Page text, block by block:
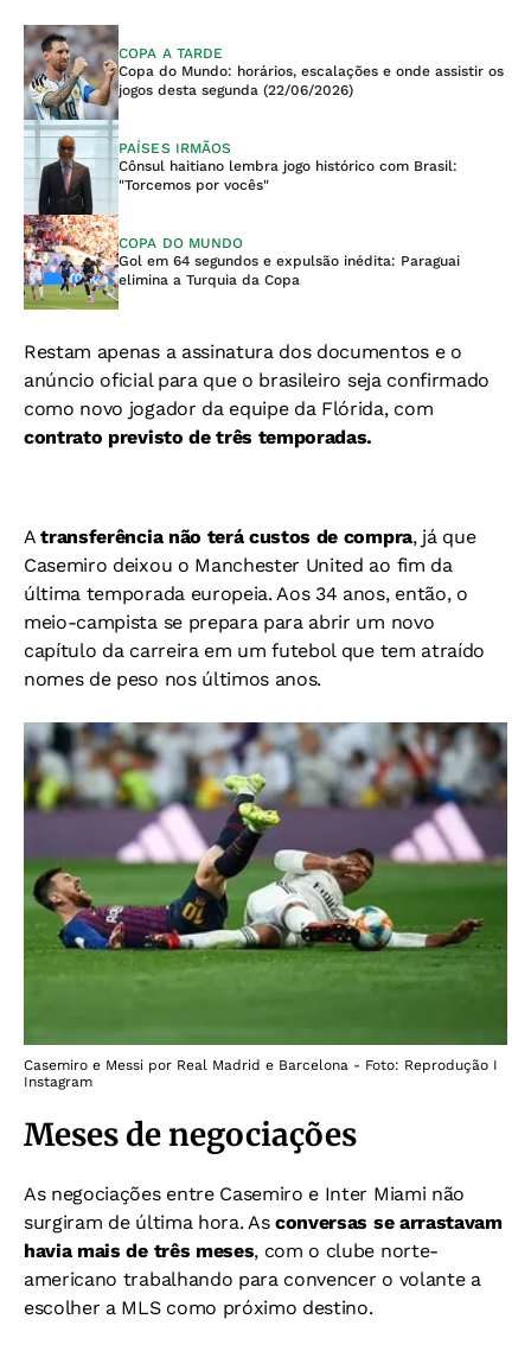
COPA A TARDE
Copa do Mundo: horários, escalações e onde assistir os
jogos desta segunda (22/06/2026)
PAÍSES IRMÃOS
Cônsul haitiano lembra jogo histórico com Brasil:
"Torcemos por vocês"
COPA DO MUNDO
Gol em 64 segundos e expulsão inédita: Paraguai
elimina a Turquia da Copa
Restam apenas a assinatura dos documentos e o
anúncio oficial para que o brasileiro seja confirmado
como novo jogador da equipe da Flórida, com
contrato previsto de três temporadas.
Atransferência não terá custos de compra, já que
Casemiro deixou o Manchester United ao fim da
última temporada europeia. Aos 34 anos, então, o
meio-campista se prepara para abrir um novo
capítulo da carreira em um futebol que tem atraído
nomes de peso nos últimos anos.
Casemiro e Messi por Real Madrid e Barcelona - Foto: Reprodução I
Instagram
Meses de negociações
As negociações entre Casemiro e Inter Miami não
surgiram de última hora. Asconversas se arrastavam
havia mais de três meses, com o clube norte-
americano trabalhando para convencer o volante a
escolher a MLS como próximo destino.